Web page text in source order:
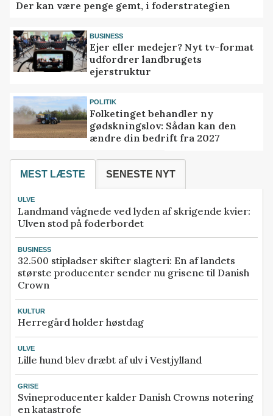
Der kan være penge gemt, i foderstrategien
BUSINESS
Ejer eller medejer? Nyt tv-format
udfordrer landbrugets
ejerstruktur
POLITIK
Folketinget behandler ny
gødskningslov: Sådan kan den
ændre din bedrift fra 2027
MEST LÆSTE SENESTE NYT
ULVE
Landmand vågnede ved lyden af skrigende kvier:
Ulven stod på foderbordet
BUSINESS
32.500 stipladser skifter slagteri: En af landets
største producenter sender nu grisene til Danish
Crown
KULTUR
Herregård holder høstdag
ULVE
Lille hund blev dræbt af ulv i Vestjylland
GRISE
Svineproducenter kalder Danish Crowns notering
en katastrofe